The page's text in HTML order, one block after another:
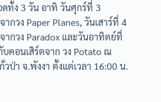
ทั้ง 3 วัน อาทิ วันศุกร์ที่ 3
กวง Paper Planes, วันเสาร์ที่ 4
กวง Paradox และวันอาทิตย์ที่
คอนเสิร์ตจาก วง Potato ณ
ป่า จ.พังงา ตั้งแต่เวลา 16:00 น.